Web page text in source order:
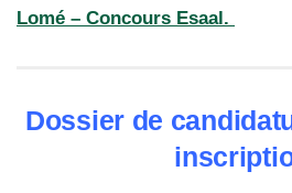
Lomé – Concours Esaal.
Dossier de